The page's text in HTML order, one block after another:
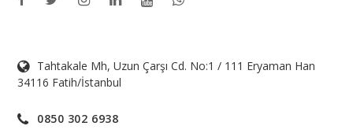
Tahtakale Mh, Uzun Çarşı Cd. No:1 / 111 Eryaman Han
34116 Fatih/İstanbul
0850 302 6938